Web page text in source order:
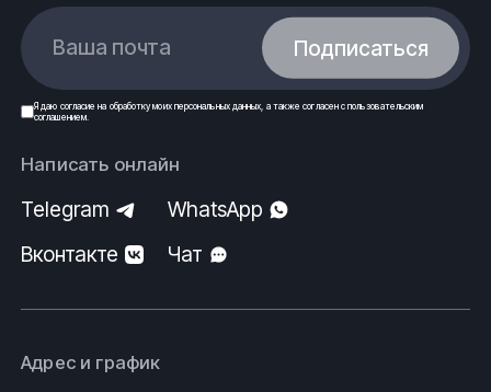
Ваша почта Подписаться
Я даю согласие на обработку моих персональных данных , а также согласен спользовательским
соглашением.
Написать онлайн
Telegram
WhatsApp
Вконтакте
Чат
Адрес и график